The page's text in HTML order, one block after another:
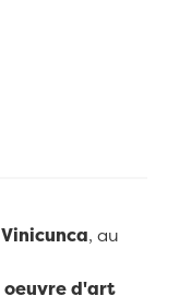
Vinicunca, au
oeuvre d'art